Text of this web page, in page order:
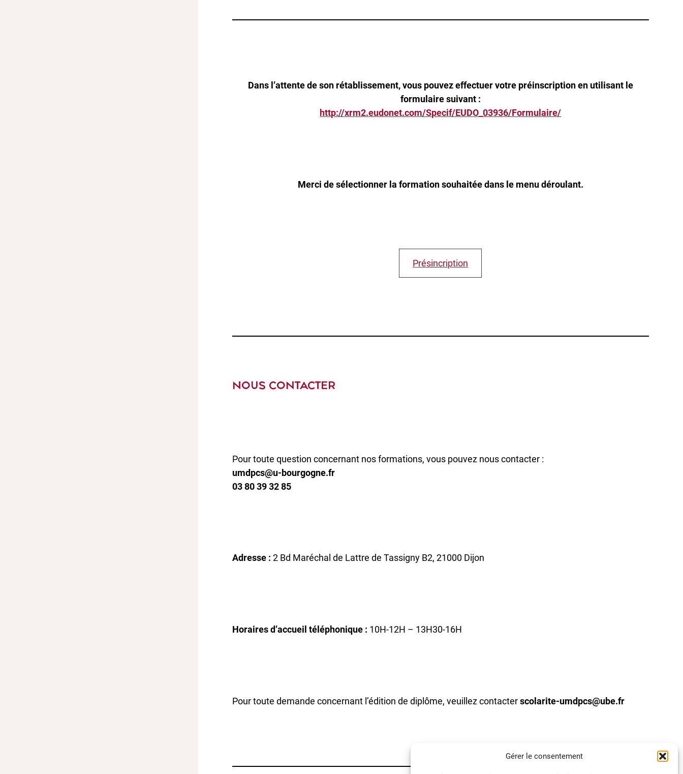
Gérer le consentement
Dans l’attente de son rétablissement, vous pouvez effectuer votre préinscription en utilisant le
formulaire suivant :
http://xrm2.eudonet.com/Specif/EUDO_03936/Formulaire/
Merci de sélectionner la formation souhaitée dans le menu déroulant.
Présincription
NOUS CONTACTER
Pour toute question concernant nos formations, vous pouvez nous contacter :
umdpcs@u-bourgogne.fr
03 80 39 32 85
Adresse : 2 Bd Maréchal de Lattre de Tassigny B2, 21000 Dijon
Horaires d’accueil téléphonique : 10H-12H – 13H30-16H
Pour toute demande concernant l’édition de diplôme, veuillez contacterscolarite-umdpcs@ube.fr